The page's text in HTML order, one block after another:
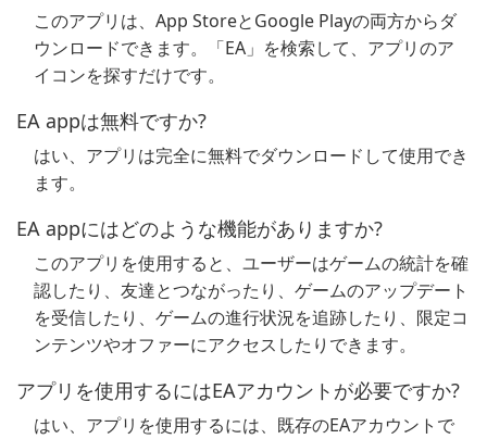
このアプリは、App StoreとGoogle Playの両方からダ
ウンロードできます。「EA」を検索して、アプリのア
イコンを探すだけです。
EA appは無料ですか?
はい、アプリは完全に無料でダウンロードして使用でき
ます。
EA appにはどのような機能がありますか?
このアプリを使用すると、ユーザーはゲームの統計を確
認したり、友達とつながったり、ゲームのアップデート
を受信したり、ゲームの進行状況を追跡したり、限定コ
ンテンツやオファーにアクセスしたりできます。
アプリを使用するにはEAアカウントが必要ですか?
はい、アプリを使用するには、既存のEAアカウントで